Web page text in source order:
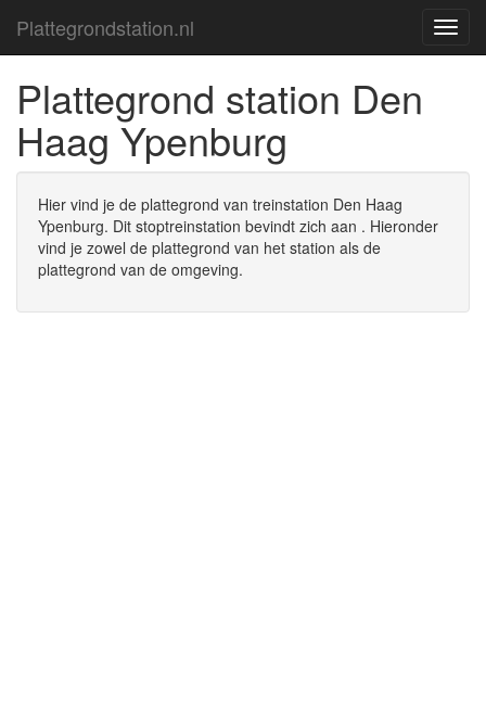
Plattegrondstation.nl
Plattegrond station Den
Haag Ypenburg
Hier vind je de plattegrond van treinstation Den Haag
Ypenburg. Dit stoptreinstation bevindt zich aan . Hieronder
vind je zowel de plattegrond van het station als de
plattegrond van de omgeving.